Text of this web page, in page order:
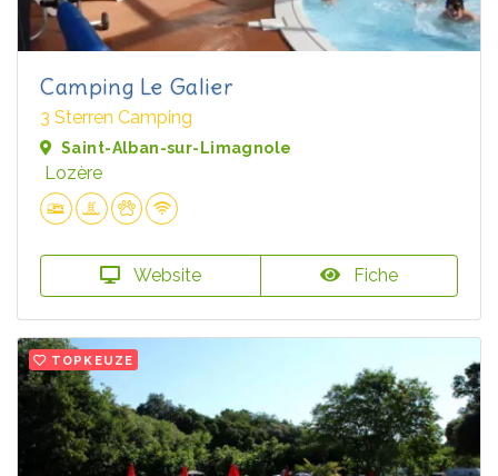
Camping Le Galier
3 Sterren Camping
Saint-Alban-sur-Limagnole
Lozère
Website Fiche
TOPKEUZE